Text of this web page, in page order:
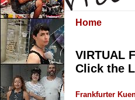
Home
VIRTUAL
Click the
Frankfurter